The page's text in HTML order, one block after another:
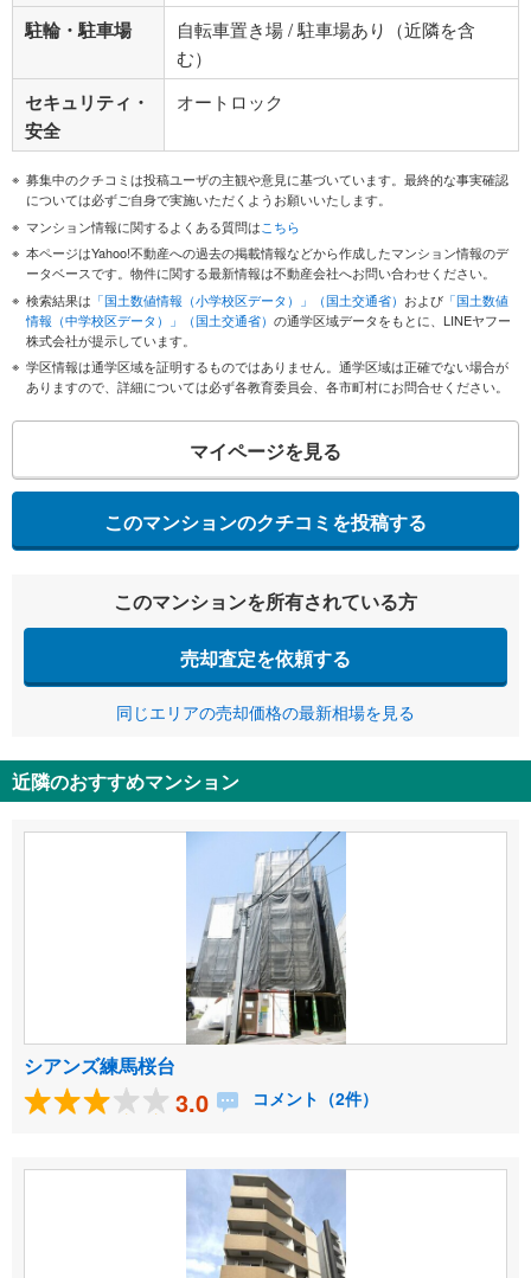
駐輪・駐車場
自転車置き場 / 駐車場あり（近隣を含
む）
セキュリティ・
安全
オートロック
募集中のクチコミは投稿ユーザの主観や意見に基づいています。最終的な事実確認
については必ずご自身で実施いただくようお願いいたします。
マンション情報に関するよくある質問はこちら
本ページはYahoo!不動産への過去の掲載情報などから作成したマンション情報のデ
ータベースです。物件に関する最新情報は不動産会社へお問い合わせください。
検索結果は 「国土数値情報（小学校区データ）」（国土交通省） および 「国土数値
情報（中学校区データ）」（国土交通省） の通学区域データをもとに、LINEヤフー
株式会社が提示しています。
学区情報は通学区域を証明するものではありません。通学区域は正確でない場合が
ありますので、詳細については必ず各教育委員会、各市町村にお問合せください。
マイページを見る
このマンションのクチコミを投稿する
このマンションを所有されている方
売却査定を依頼する
同じエリアの売却価格の最新相場を見る
近隣のおすすめマンション
シアンズ練馬桜台
3.0 コメント（2件）